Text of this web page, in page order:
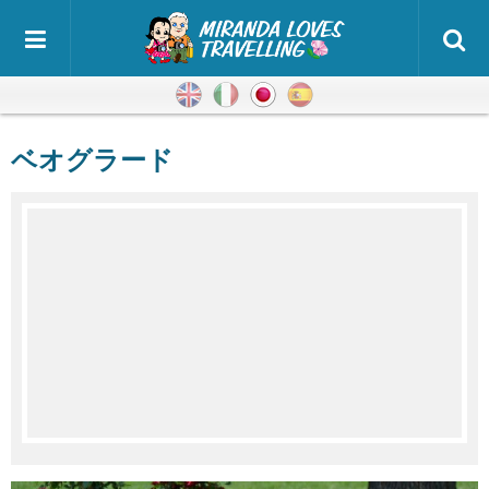
英語 イタリア語
日本語
ベオグラード